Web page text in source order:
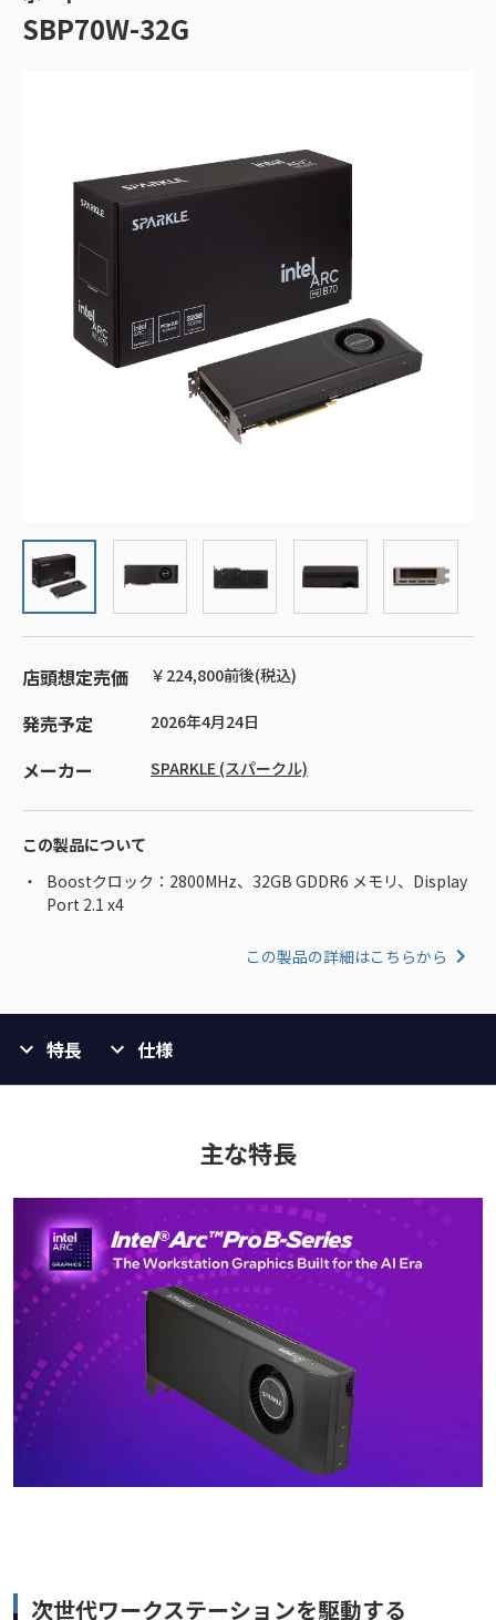
SBP70W-32G
店頭想定売価 ￥224,800前後(税込)
発売予定 2026年4月24日
メーカー SPARKLE (スパークル)
この製品について
Boostクロック：2800MHz、32GB GDDR6 メモリ、Display
Port 2.1 x4
この製品の詳細はこちらから
特長 仕様
主な特長
次世代ワークステーションを駆動する